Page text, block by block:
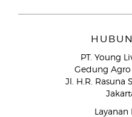
PT. Young
Gedung Agro
Jl. H.R. Rasuna
Layanan